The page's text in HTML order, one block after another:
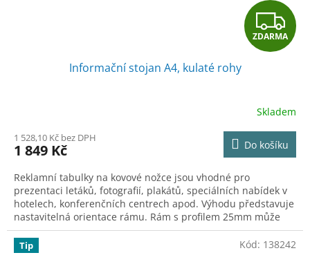
Z
D
R
M
A
ZDARMA
Informační stojan A4, kulaté rohy
Skladem
1 528,10 Kč bez DPH
1 849 Kč Do košíku
Reklamní tabulky na kovové nožce jsou vhodné pro
prezentaci letáků, fotografií, plakátů, speciálních nabídek v
hotelech, konferenčních centrech apod. Výhodu představuje
nastavitelná orientace rámu. Rám s profilem 25mm může
být upevněn na noze vodorovně či horizontálně. Dostupné
také s kulatými rohy.
Tip Kód: 138242